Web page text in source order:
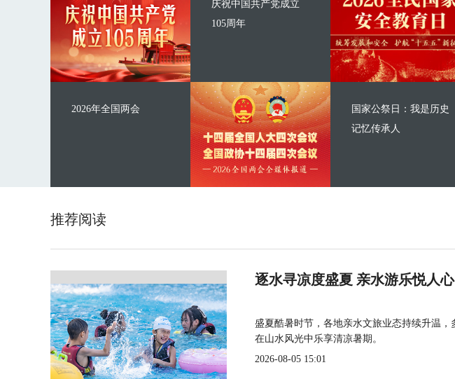
庆祝中国共产党成立
105周年
2026年全国两会
国家公祭日：我是历史
记忆传承人
推荐阅读
逐水寻凉度盛夏 亲水游乐悦人心
盛夏酷暑时节，各地亲水文旅业态持续升温
在山水风光中乐享清凉暑期。
2026-08-05 15:01